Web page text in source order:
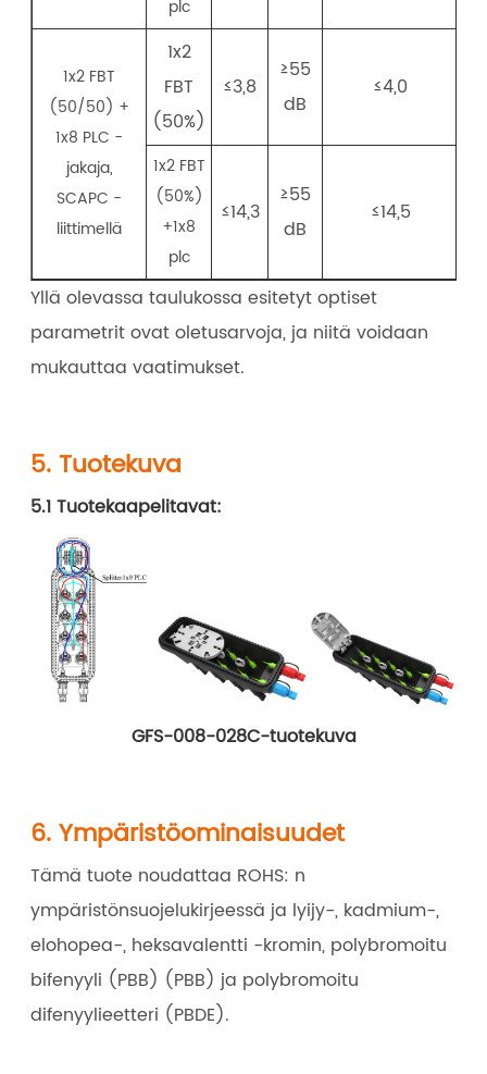
plc
1x2 FBT
(50/50) +
1x8 PLC -
jakaja,
SCAPC -
liittimellä
1x2
FBT
(50%)
≤3,8
≥55
dB
≤4,0
1x2 FBT
(50%)
+1x8
plc
≤14,3
≥55
dB
≤14,5
Yllä olevassa taulukossa esitetyt optiset
parametrit ovat oletusarvoja, ja niitä voidaan
mukauttaa vaatimukset.
5. Tuotekuva
5.1 Tuotekaapelitavat:
GFS-008-028C-tuotekuva
6. Ympäristöominaisuudet
Tämä tuote noudattaa ROHS: n
ympäristönsuojelukirjeessä ja lyijy-, kadmium-,
elohopea-, heksavalentti -kromin, polybromoitu
bifenyyli (PBB) (PBB) ja polybromoitu
difenyylieetteri (PBDE).